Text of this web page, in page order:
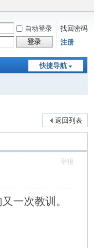
自动登录
找回密码
登录 注册
快捷导航
返回列表
举报
一次教训。